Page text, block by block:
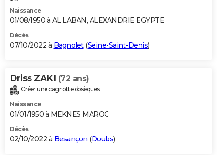
Naissance
01/08/1950 à AL LABAN, ALEXANDRIE EGYPTE
Décès
07/10/2022 à Bagnolet(Seine-Saint-Denis)
Driss ZAKI (72 ans)
Créer une cagnotte obsèques
Naissance
01/01/1950 à MEKNES MAROC
Décès
02/10/2022 à Besançon (Doubs)